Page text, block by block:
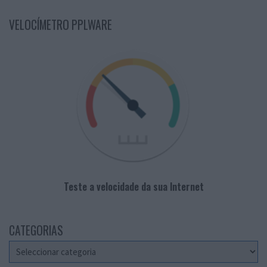
VELOCÍMETRO PPLWARE
Teste a velocidade da sua Internet
CATEGORIAS
Categorias